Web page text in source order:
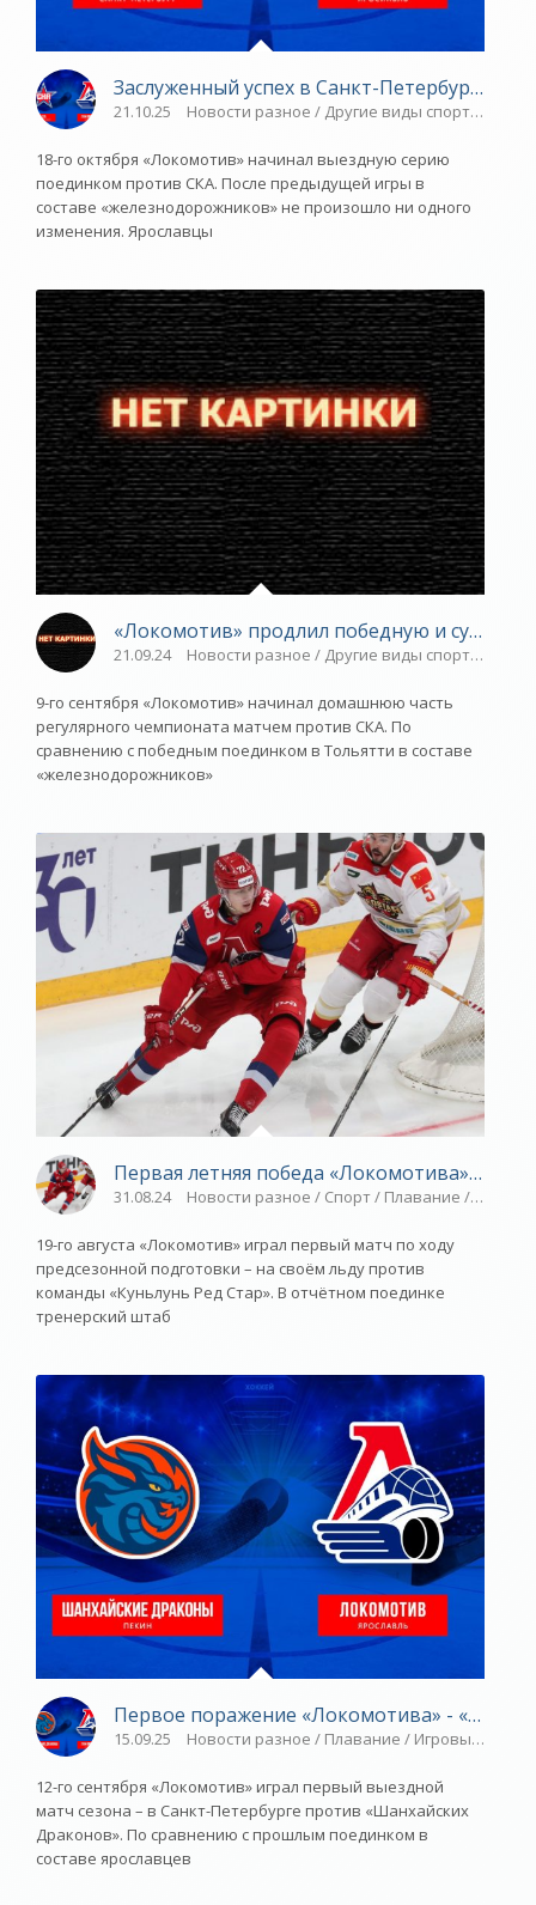
Заслуженный успех в Санкт-Петербурге -
21.10.25 Новости разное / Другие виды спорта /
18-го октября «Локомотив» начинал выездную серию
поединком против СКА. После предыдущей игры в
составе «железнодорожников» не произошло ни одного
изменения. Ярославцы
«Локомотив» продлил победную и сухую
21.09.24 Новости разное / Другие виды спорта /
9-го сентября «Локомотив» начинал домашнюю часть
регулярного чемпионата матчем против СКА. По
сравнению с победным поединком в Тольятти в составе
«железнодорожников»
Первая летняя победа «Локомотива» -
31.08.24 Новости разное / Спорт / Плавание /
19-го августа «Локомотив» играл первый матч по ходу
предсезонной подготовки – на своём льду против
команды «Куньлунь Ред Стар». В отчётном поединке
тренерский штаб
Первое поражение «Локомотива» -
15.09.25 Новости разное / Плавание / Игровые виды
12-го сентября «Локомотив» играл первый выездной
матч сезона – в Санкт-Петербурге против «Шанхайских
Драконов». По сравнению с прошлым поединком в
составе ярославцев